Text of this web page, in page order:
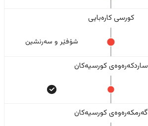
کورسی کارەبایی
شۆفێر و سەرنشین
ساردکەرەوەی کورسیەکان
گەرمکەرەوەی کورسیەکان